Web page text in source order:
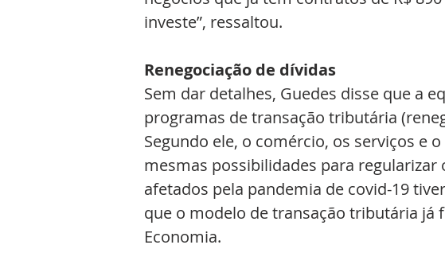
investe”, ressaltou.
Renegociação de dívidas
Sem dar detalhes, Guedes disse que a
programas de transação tributária
Segundo ele, o comércio, os serviços e
mesmas possibilidades para
afetados pela pandemia de covid-19
que o modelo de transação tributária já
Economia.